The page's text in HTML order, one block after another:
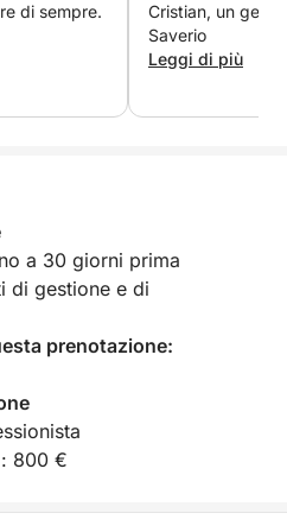
studiata dove il tempo
nella bellezza che solo il
famiglie, amici o coppie,
esplorazione in un
vostro e tornate a
con la brezza marina tra
di sempre.
Cristian, un
Saverio
Leggi di più
a 30 giorni prima
di gestione e di
prenotazione:
800 €